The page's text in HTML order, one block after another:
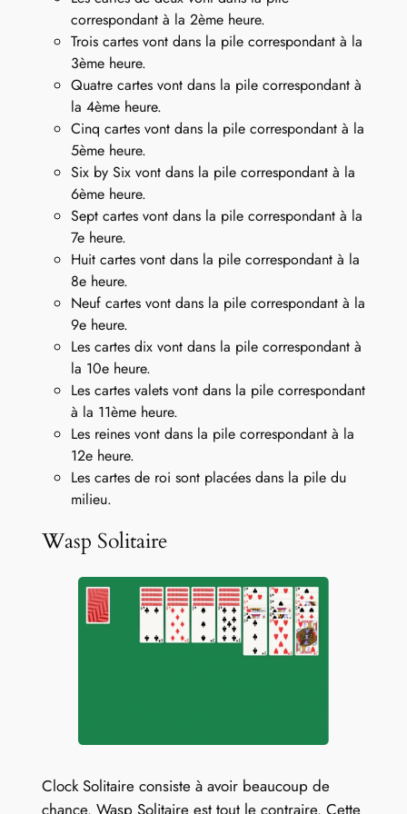
correspondant à la 2ème heure.
Trois cartes vont dans la pile correspondant à la
3ème heure.
Quatre cartes vont dans la pile correspondant à
la 4ème heure.
Cinq cartes vont dans la pile correspondant à la
5ème heure.
Six by Six vont dans la pile correspondant à la
6ème heure.
Sept cartes vont dans la pile correspondant à la
7e heure.
Huit cartes vont dans la pile correspondant à la
8e heure.
Neuf cartes vont dans la pile correspondant à la
9e heure.
Les cartes dix vont dans la pile correspondant à
la 10e heure.
Les cartes valets vont dans la pile correspondant
à la 11ème heure.
Les reines vont dans la pile correspondant à la
12e heure.
Les cartes de roi sont placées dans la pile du
milieu.
Wasp Solitaire
Clock Solitaire consiste à avoir beaucoup de
chance. Wasp Solitaire est tout le contraire. Cette